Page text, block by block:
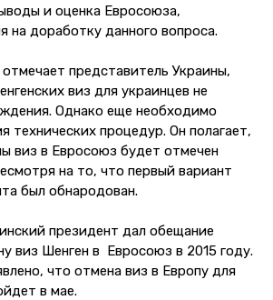
и оценка Евросоюза,
на доработку данного вопроса.
представитель Украины,
виз для украинцев не
Однако еще необходимо
технических процедур. Он полагает,
виз в Евросоюз будет отмечен
на то, что первый вариант
был обнародован.
президент дал обещание
виз Шенген в Евросоюз в 2015 году.
что отмена виз в Европу для
в мае.